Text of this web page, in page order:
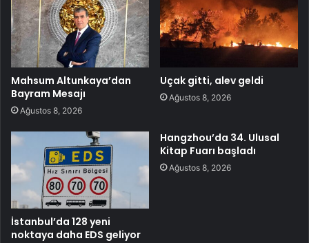
Mahsum Altunkaya’dan
Bayram Mesajı
Ağustos 8, 2026
Uçak gitti, alev geldi
Ağustos 8, 2026
İstanbul’da 128 yeni
noktaya daha EDS geliyor
Hangzhou’da 34. Ulusal
Kitap Fuarı başladı
Ağustos 8, 2026